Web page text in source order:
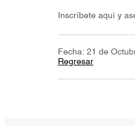
Inscríbete aquí y
Fecha: 21 de
Regresar